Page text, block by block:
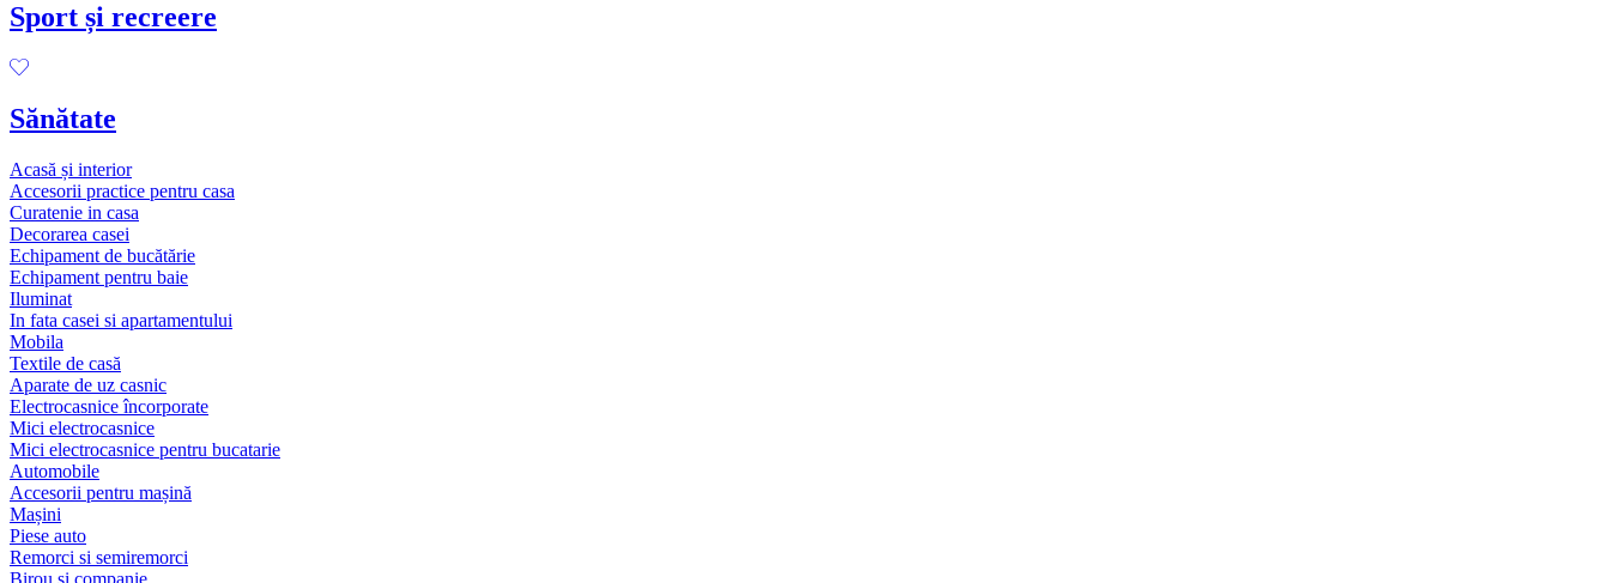
Sport și recreere
Sănătate
Acasă și interior
Accesorii practice pentru casa
Curatenie in casa
Decorarea casei
Echipament de bucătărie
Echipament pentru baie
Iluminat
In fata casei si apartamentului
Mobila
Textile de casă
Aparate de uz casnic
Electrocasnice încorporate
Mici electrocasnice
Mici electrocasnice pentru bucatarie
Automobile
Accesorii pentru mașină
Mașini
Piese auto
Remorci si semiremorci
Birou și companie